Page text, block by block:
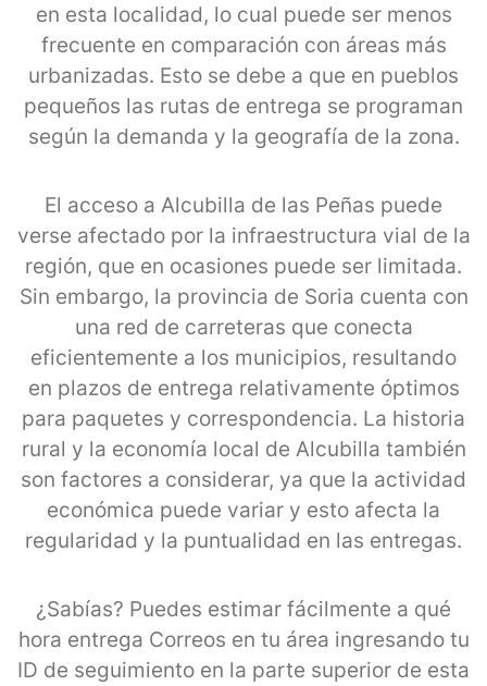
en esta localidad, lo cual puede ser menos
frecuente en comparación con áreas más
urbanizadas. Esto se debe a que en pueblos
pequeños las rutas de entrega se programan
según la demanda y la geografía de la zona.
El acceso a Alcubilla de las Peñas puede
verse afectado por la infraestructura vial de la
región, que en ocasiones puede ser limitada.
Sin embargo, la provincia de Soria cuenta con
una red de carreteras que conecta
eficientemente a los municipios, resultando
en plazos de entrega relativamente óptimos
para paquetes y correspondencia. La historia
rural y la economía local de Alcubilla también
son factores a considerar, ya que la actividad
económica puede variar y esto afecta la
regularidad y la puntualidad en las entregas.
¿Sabías? Puedes estimar fácilmente a qué
hora entrega Correos en tu área ingresando tu
ID de seguimiento en la parte superior de esta